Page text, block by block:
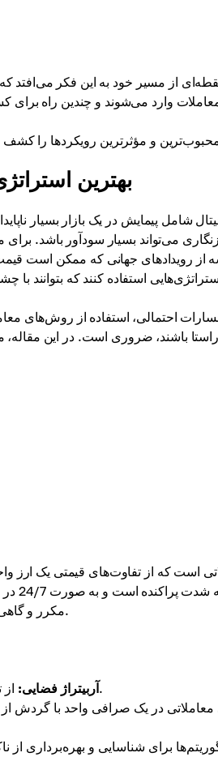
از مسیر خود به این فکر می‌افتد که
بهترین
شامل پیمایش در یک بازار بسیار
می‌تواند بسیار سودآور باشد. برای
از رویدادهای جهانی که ممکن است
احتمالی، استفاده از روش‌های
است که از تفاوت‌های قیمتی یک ارز
مکرر و گاهی قابل توجه برای یک دارایی در پلتفرم‌های مختلف می‌شود.
آربیتراژ فضایی:از تفاوت‌های قیمتی بین صرافی‌های جداگانه بهره می‌برد.
در یک صرافی واحد با گردش از
برای شناسایی و بهره‌برداری از